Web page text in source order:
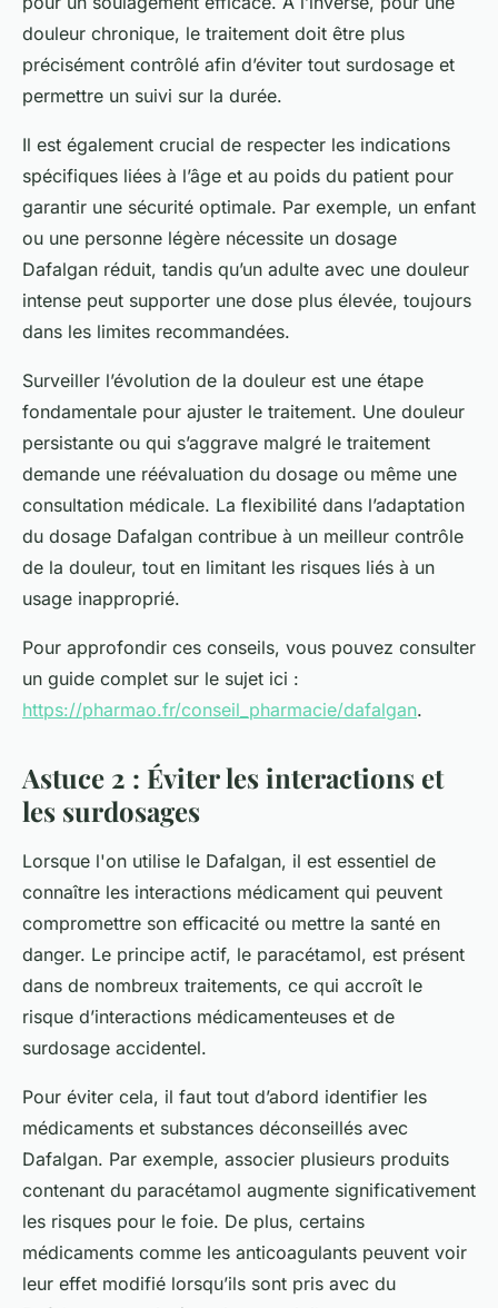
douleur chronique, le traitement doit être plus
précisément contrôlé afin d’éviter tout surdosage et
permettre un suivi sur la durée.
Il est également crucial de respecter les indications
spécifiques liées à l’âge et au poids du patient pour
garantir une sécurité optimale. Par exemple, un enfant
ou une personne légère nécessite un dosage
Dafalgan réduit, tandis qu’un adulte avec une douleur
intense peut supporter une dose plus élevée, toujours
dans les limites recommandées.
Surveiller l’évolution de la douleur est une étape
fondamentale pour ajuster le traitement. Une douleur
persistante ou qui s’aggrave malgré le traitement
demande une réévaluation du dosage ou même une
consultation médicale. La flexibilité dans l’adaptation
du dosage Dafalgan contribue à un meilleur contrôle
de la douleur, tout en limitant les risques liés à un
usage inapproprié.
Pour approfondir ces conseils, vous pouvez consulter
un guide complet sur le sujet ici :
https://pharmao.fr/conseil_pharmacie/dafalgan.
Astuce 2 : Éviter les interactions et
les surdosages
Lorsque l'on utilise le Dafalgan, il est essentiel de
connaître les interactions médicament qui peuvent
compromettre son efficacité ou mettre la santé en
danger. Le principe actif, le paracétamol, est présent
dans de nombreux traitements, ce qui accroît le
risque d’interactions médicamenteuses et de
surdosage accidentel.
Pour éviter cela, il faut tout d’abord identifier les
médicaments et substances déconseillés avec
Dafalgan. Par exemple, associer plusieurs produits
contenant du paracétamol augmente significativement
les risques pour le foie. De plus, certains
médicaments comme les anticoagulants peuvent voir
leur effet modifié lorsqu’ils sont pris avec du